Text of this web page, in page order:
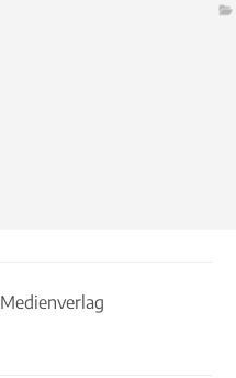
Medienverlag